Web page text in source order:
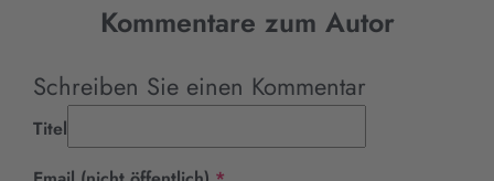
Kommentare zum Autor
Schreiben Sie einen Kommentar
Titel